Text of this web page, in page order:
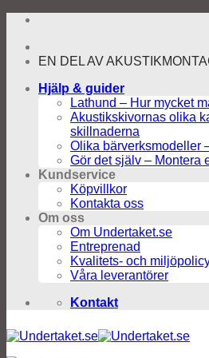
Skip
content
EN DEL AV
Hjälp & guider
Lathund – Hur mycket
Akustikskivornas olika
skillnaderna
Olika bärverksmodeller
Gör det själv – Montera
Kundservice
Köpvillkor
Kontakta oss
Om oss
Om Undertaket.se
Entreprenad
Kvalitets- och
Våra leverantörer
Kontakt